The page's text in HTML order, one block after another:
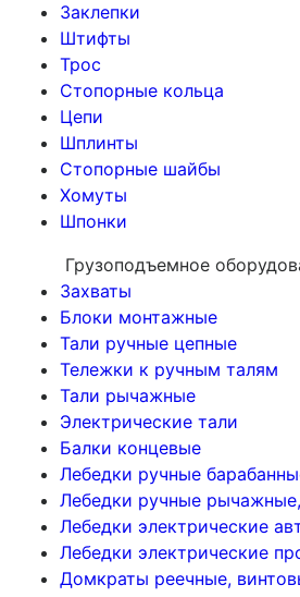
Заклепки
Штифты
Трос
Стопорные кольца
Цепи
Шплинты
Стопорные шайбы
Хомуты
Шпонки
Грузоподъемное
Захваты
Блоки монтажные
Тали ручные цепные
Тележки к ручным талям
Тали рычажные
Электрические тали
Балки концевые
Лебедки ручные
Лебедки ручные
Лебедки электрические
Лебедки электрические
Домкраты реечные,